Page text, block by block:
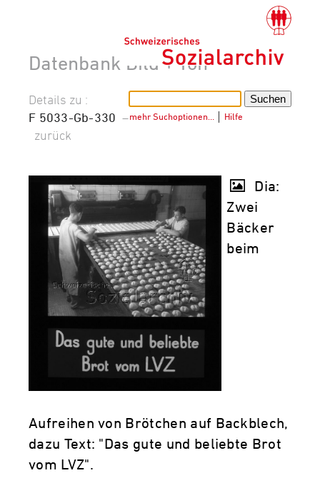
Datenbank Bild + Ton
mehr Suchoptionen… Hilfe
Details zu :
F 5033-Gb-330 –
zurück
Dia:
Zwei
Bäcker
beim
Aufreihen von Brötchen auf Backblech,
dazu Text: "Das gute und beliebte Brot
vom LVZ".